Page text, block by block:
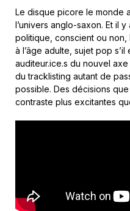
Le disque picore le monde
l’univers anglo-saxon. Et il
politique, conscient ou
à l’âge adulte, sujet pop
auditeur.ice.s du nouvel
du tracklisting autant de
possible. Des décisions
contraste plus excitantes